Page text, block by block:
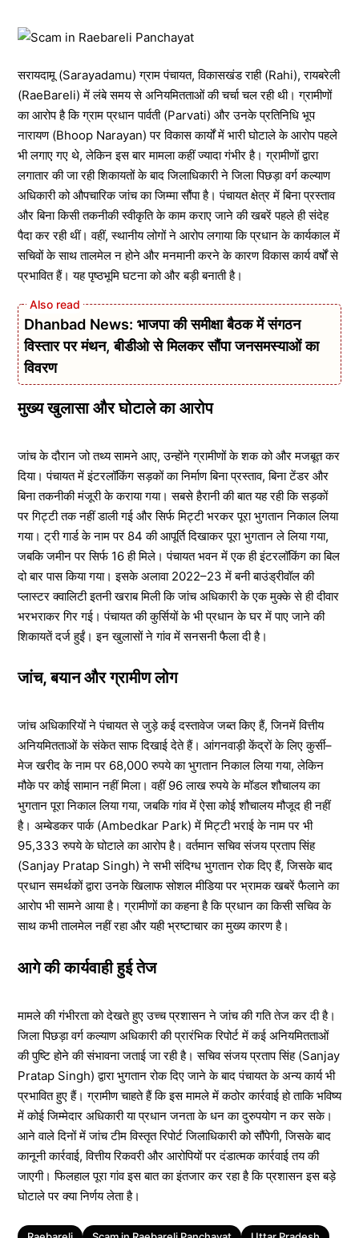
सरायदामू (Sarayadamu) ग्राम पंचायत, विकासखंड राही (Rahi), रायबरेली
(RaeBareli) में लंबे समय से अनियमितताओं की चर्चा चल रही थी। ग्रामीणों
का आरोप है कि ग्राम प्रधान पार्वती (Parvati) और उनके प्रतिनिधि भूप
नारायण (Bhoop Narayan) पर विकास कार्यों में भारी घोटाले के आरोप पहले
भी लगाए गए थे, लेकिन इस बार मामला कहीं ज्यादा गंभीर है। ग्रामीणों द्वारा
लगातार की जा रही शिकायतों के बाद जिलाधिकारी ने जिला पिछड़ा वर्ग कल्याण
अधिकारी को औपचारिक जांच का जिम्मा सौंपा है। पंचायत क्षेत्र में बिना प्रस्ताव
और बिना किसी तकनीकी स्वीकृति के काम कराए जाने की खबरें पहले ही संदेह
पैदा कर रही थीं। वहीं, स्थानीय लोगों ने आरोप लगाया कि प्रधान के कार्यकाल में
सचिवों के साथ तालमेल न होने और मनमानी करने के कारण विकास कार्य वर्षों से
प्रभावित हैं। यह पृष्ठभूमि घटना को और बड़ी बनाती है।
Dhanbad News: भाजपा की समीक्षा बैठक में संगठन
विस्तार पर मंथन, बीडीओ से मिलकर सौंपा जनसमस्याओं का
विवरण
मुख्य खुलासा और घोटाले का आरोप
जांच के दौरान जो तथ्य सामने आए, उन्होंने ग्रामीणों के शक को और मजबूत कर
दिया। पंचायत में इंटरलॉकिंग सड़कों का निर्माण बिना प्रस्ताव, बिना टेंडर और
बिना तकनीकी मंजूरी के कराया गया। सबसे हैरानी की बात यह रही कि सड़कों
पर गिट्टी तक नहीं डाली गई और सिर्फ मिट्टी भरकर पूरा भुगतान निकाल लिया
गया। ट्री गार्ड के नाम पर 84 की आपूर्ति दिखाकर पूरा भुगतान ले लिया गया,
जबकि जमीन पर सिर्फ 16 ही मिले। पंचायत भवन में एक ही इंटरलॉकिंग का बिल
दो बार पास किया गया। इसके अलावा 2022–23 में बनी बाउंड्रीवॉल की
प्लास्टर क्वालिटी इतनी खराब मिली कि जांच अधिकारी के एक मुक्के से ही दीवार
भरभराकर गिर गई। पंचायत की कुर्सियों के भी प्रधान के घर में पाए जाने की
शिकायतें दर्ज हुईं। इन खुलासों ने गांव में सनसनी फैला दी है।
जांच, बयान और ग्रामीण लोग
जांच अधिकारियों ने पंचायत से जुड़े कई दस्तावेज जब्त किए हैं, जिनमें वित्तीय
अनियमितताओं के संकेत साफ दिखाई देते हैं। आंगनवाड़ी केंद्रों के लिए कुर्सी–
मेज खरीद के नाम पर 68,000 रुपये का भुगतान निकाल लिया गया, लेकिन
मौके पर कोई सामान नहीं मिला। वहीं 96 लाख रुपये के मॉडल शौचालय का
भुगतान पूरा निकाल लिया गया, जबकि गांव में ऐसा कोई शौचालय मौजूद ही नहीं
है। अम्बेडकर पार्क (Ambedkar Park) में मिट्टी भराई के नाम पर भी
95,333 रुपये के घोटाले का आरोप है। वर्तमान सचिव संजय प्रताप सिंह
(Sanjay Pratap Singh) ने सभी संदिग्ध भुगतान रोक दिए हैं, जिसके बाद
प्रधान समर्थकों द्वारा उनके खिलाफ सोशल मीडिया पर भ्रामक खबरें फैलाने का
आरोप भी सामने आया है। ग्रामीणों का कहना है कि प्रधान का किसी सचिव के
साथ कभी तालमेल नहीं रहा और यही भ्रष्टाचार का मुख्य कारण है।
आगे की कार्यवाही हुई तेज
मामले की गंभीरता को देखते हुए उच्च प्रशासन ने जांच की गति तेज कर दी है।
जिला पिछड़ा वर्ग कल्याण अधिकारी की प्रारंभिक रिपोर्ट में कई अनियमितताओं
की पुष्टि होने की संभावना जताई जा रही है। सचिव संजय प्रताप सिंह (Sanjay
Pratap Singh) द्वारा भुगतान रोक दिए जाने के बाद पंचायत के अन्य कार्य भी
प्रभावित हुए हैं। ग्रामीण चाहते हैं कि इस मामले में कठोर कार्रवाई हो ताकि भविष्य
में कोई जिम्मेदार अधिकारी या प्रधान जनता के धन का दुरुपयोग न कर सके।
आने वाले दिनों में जांच टीम विस्तृत रिपोर्ट जिलाधिकारी को सौंपेगी, जिसके बाद
कानूनी कार्रवाई, वित्तीय रिकवरी और आरोपियों पर दंडात्मक कार्रवाई तय की
जाएगी। फिलहाल पूरा गांव इस बात का इंतजार कर रहा है कि प्रशासन इस बड़े
घोटाले पर क्या निर्णय लेता है।